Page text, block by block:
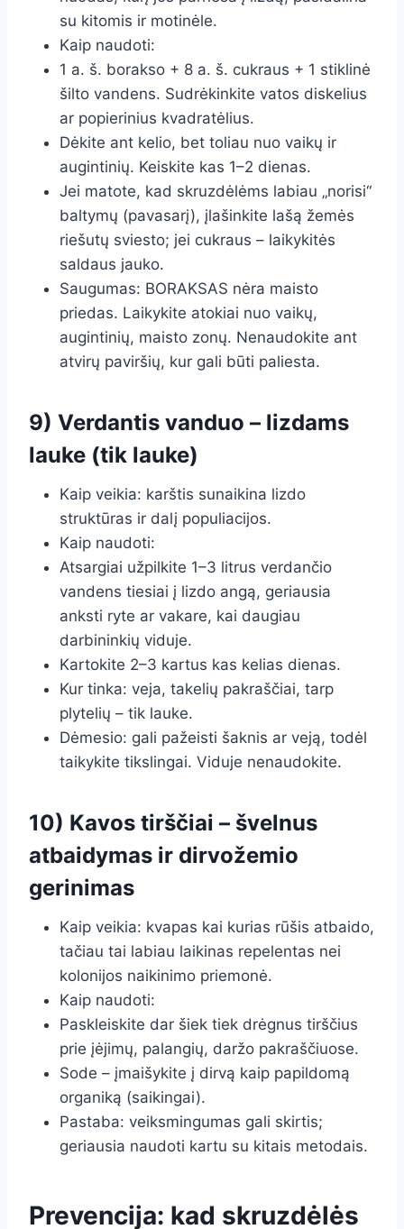
su kitomis ir motinėle.
Kaip naudoti:
1 a. š. borakso + 8 a. š. cukraus + 1 stiklinė
šilto vandens. Sudrėkinkite vatos diskelius
ar popierinius kvadratėlius.
Dėkite ant kelio, bet toliau nuo vaikų ir
augintinių. Keiskite kas 1–2 dienas.
Jei matote, kad skruzdėlėms labiau „norisi“
baltymų (pavasarį), įlašinkite lašą žemės
riešutų sviesto; jei cukraus – laikykitės
saldaus jauko.
Saugumas: BORAKSAS nėra maisto
priedas. Laikykite atokiai nuo vaikų,
augintinių, maisto zonų. Nenaudokite ant
atvirų paviršių, kur gali būti paliesta.
9) Verdantis vanduo – lizdams
lauke (tik lauke)
Kaip veikia: karštis sunaikina lizdo
struktūras ir dalį populiacijos.
Kaip naudoti:
Atsargiai užpilkite 1–3 litrus verdančio
vandens tiesiai į lizdo angą, geriausia
anksti ryte ar vakare, kai daugiau
darbininkių viduje.
Kartokite 2–3 kartus kas kelias dienas.
Kur tinka: veja, takelių pakraščiai, tarp
plytelių – tik lauke.
Dėmesio: gali pažeisti šaknis ar veją, todėl
taikykite tikslingai. Viduje nenaudokite.
10) Kavos tirščiai – švelnus
atbaidymas ir dirvožemio
gerinimas
Kaip veikia: kvapas kai kurias rūšis atbaido,
tačiau tai labiau laikinas repelentas nei
kolonijos naikinimo priemonė.
Kaip naudoti:
Paskleiskite dar šiek tiek drėgnus tirščius
prie įėjimų, palangių, daržo pakraščiuose.
Sode – įmaišykite į dirvą kaip papildomą
organiką (saikingai).
Pastaba: veiksmingumas gali skirtis;
geriausia naudoti kartu su kitais metodais.
Prevencija: kad skruzdėlės